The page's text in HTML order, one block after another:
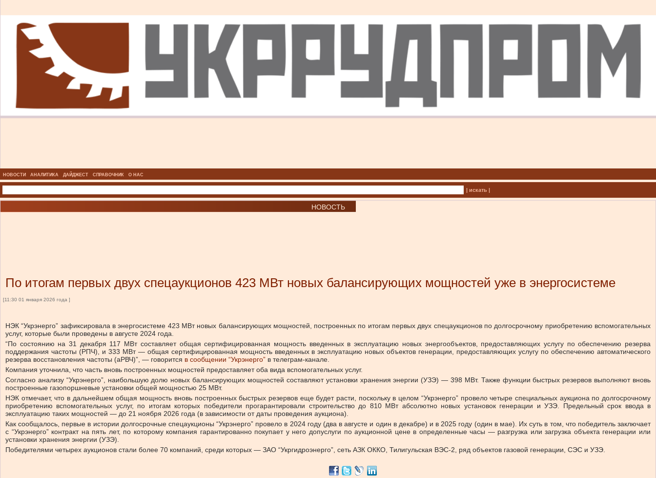
НОВОСТИ АНАЛИТИКА ДАЙДЖЕСТ СПРАВОЧНИК О НАС
| искать |
НОВОСТЬ
По итогам первых двух спецаукционов 423 МВт новых балансирующих мощностей уже в энергосистеме
[11:30 01 января 2026 года ]
НЭК “Укрэнерго” зафиксировала в энергосистеме 423 МВт новых балансирующих мощностей, построенных по итогам первых двух спецаукционов по долгосрочному приобретению вспомогательных
услуг, которые были проведены в августе 2024 года.
“По состоянию на 31 декабря 117 МВт составляет общая сертифицированная мощность введенных в эксплуатацию новых энергообъектов, предоставляющих услугу по обеспечению резерва
поддержания частоты (РПЧ), и 333 МВт — общая сертифицированная мощность введенных в эксплуатацию новых объектов генерации, предоставляющих услугу по обеспечению автоматического
резерва восстановления частоты (аРВЧ)”, — говорится в сообщении “Укрэнерго” в телеграм-канале.
Компания уточнила, что часть вновь построенных мощностей предоставляет оба вида вспомогательных услуг.
Согласно анализу “Укрэнерго”, наибольшую долю новых балансирующих мощностей составляют установки хранения энергии (УЗЭ) — 398 МВт. Также функции быстрых резервов выполняют вновь
построенные газопоршневые установки общей мощностью 25 МВт.
НЭК отмечает, что в дальнейшем общая мощность вновь построенных быстрых резервов еще будет расти, поскольку в целом “Укрэнерго” провело четыре специальных аукциона по долгосрочному
приобретению вспомогательных услуг, по итогам которых победители прогарантировали строительство до 810 МВт абсолютно новых установок генерации и УЗЭ. Предельный срок ввода в
эксплуатацию таких мощностей — до 21 ноября 2026 года (в зависимости от даты проведения аукциона).
Как сообщалось, первые в истории долгосрочные спецаукционы “Укрэнерго” провело в 2024 году (два в августе и один в декабре) и в 2025 году (один в мае). Их суть в том, что победитель заключает
с “Укрэнерго” контракт на пять лет, по которому компания гарантированно покупает у него допуслуги по аукционной цене в определенные часы — разгрузка или загрузка объекта генерации или
установки хранения энергии (УЗЭ).
Победителями четырех аукционов стали более 70 компаний, среди которых — ЗАО “Укргидроэнерго”, сеть АЗК ОККО, Тилигульская ВЭС-2, ряд объектов газовой генерации, СЭС и УЗЭ.